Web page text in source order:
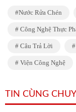
Nước Rửa Chén
Công Nghệ Thực
Câu Trả Lời
Viện Công Nghệ
TIN CÙNG